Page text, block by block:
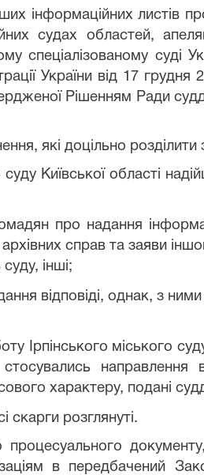
інформаційних листів
судах областей,
суді
України від 17
Рішенням Ради
які доцільно
Київської області
про надання
справ та заяви
інші;
відповіді, однак, з
Ірпінського міського
направлення
характеру, подані
скарги розглянуті.
процесуального
в передбачений